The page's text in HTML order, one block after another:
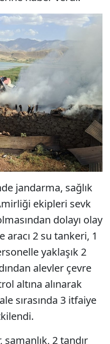
jandarma, sağlık
ekipleri sevk
dolayı olay
2 su tankeri, 1
yaklaşık 2
alevler çevre
altına alınarak
sırasında 3 itfaiye
samanlık, 2 tandır